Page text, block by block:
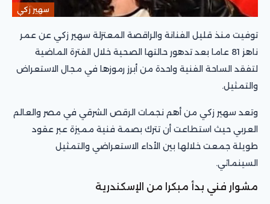
سهير زكي
توفيت منذ قليل الفنانة والراقصة المعتزلة سهير زكي عن عمر
ناهز 81 عاما بعد تدهور حالتها الصحية خلال الفترة الماضية
لتفقد الساحة الفنية واحدة من أبرز رموزها في مجال الاستعراض
والتمثيل.
وتعد سهير زكي من أهم نجمات الرقص الشرقي في مصر والعالم
العربي حيث استطاعت أن تترك بصمة فنية مميزة عبر عقود
طويلة جمعت خلالها بين الأداء الاستعراضي والتمثيل
السينمائي.
مشوار فني بدأ مبكرا من الإسكندرية